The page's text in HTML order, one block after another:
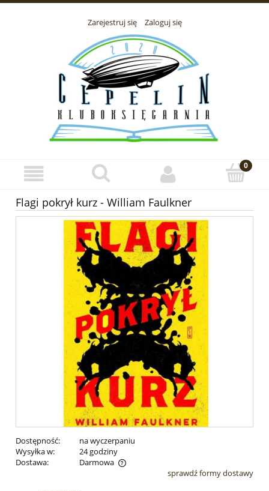
Zarejestruj się Zaloguj się
Flagi pokrył kurz - William Faulkner
Dostępność:
na wyczerpaniu
Wysyłka w:
24 godziny
Dostawa:
Darmowa
Cena nie zawiera ewentualnych kosztów płatnościsprawdź formy dostawy